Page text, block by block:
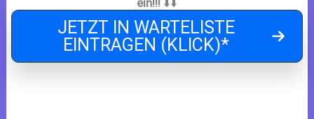
JETZT IN WARTELISTE
EINTRAGEN (KLICK)*